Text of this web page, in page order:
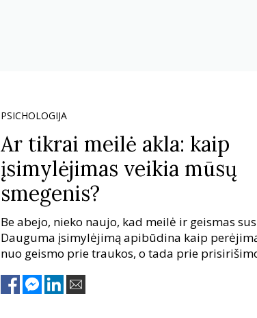
PSICHOLOGIJA
Ar tikrai meilė akla: kaip
įsimylėjimas veikia mūsų
smegenis?
Be abejo, nieko naujo, kad meilė ir geismas
Dauguma įsimylėjimą apibūdina kaip
nuo geismo prie traukos, o tada prie